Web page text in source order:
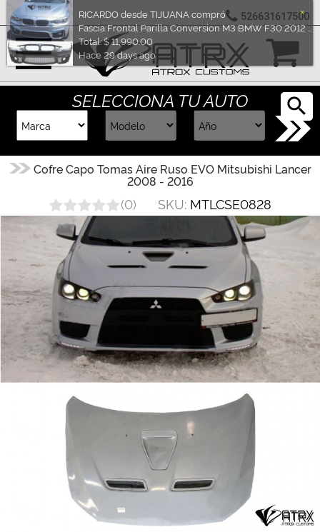
Marcas
Reputación
Cotizador
Contacto
526631617500
SELECCIONA TU AUTO
Cofre Capo Tomas Aire Ruso EVO Mitsubishi Lancer
2008 - 2016
(0) SKU: MTLCSE0828
RICARDO desde TIJUANA compró
Fascia Frontal Parilla Conversion M3 BMW F30 2012 - 2019
Total: $ 11,990.00
Hace 29 days ago
×